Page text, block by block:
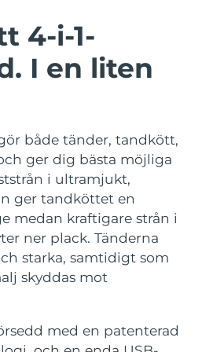
4-i-1-
I en liten
både tänder, tandkött,
ger dig bästa möjliga
i ultramjukt,
ger tandköttet en
medan kraftigare strån i
ner plack. Tänderna
starka, samtidigt som
skyddas mot
med en patenterad
massage
4 Plus
LED heating
4 Men
anti-aging massage
toning
2 go
toning on-the-go
2 eyes & lips
line smoothing device
3-paket
hydration
LED
and red light therapy
Munvård
sonic toothbrush
plus
BEHANDLING
LED-behandlingar
NEW
Förväntad leverans
Förväntad leverans8/10/26
Förväntad leverans8/15/26
Förväntad leverans
Förväntad leverans8/14/26
Förväntad leverans8/9/26
Förväntad leverans8/13/26